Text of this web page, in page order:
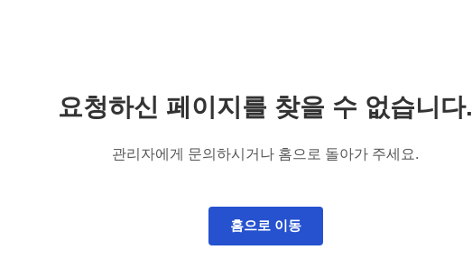
요청하신 페이지를 찾을 수 없습니다.
관리자에게 문의하시거나 홈으로 돌아가 주세요.
홈으로 이동